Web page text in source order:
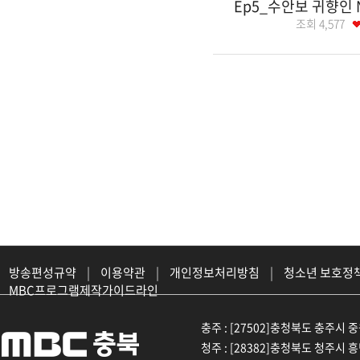
Ep5_수안보 귀향인
조회 4,577
방송편성규약 | 이용약관 | 개인정보처리방침 |
청소년 보호정
MBC프로그램제작가이드라인
충주 : [27502]충청북도 충주시
청주 : [28382]충청북도 청주시